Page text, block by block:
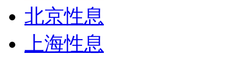
北京性息
上海性息